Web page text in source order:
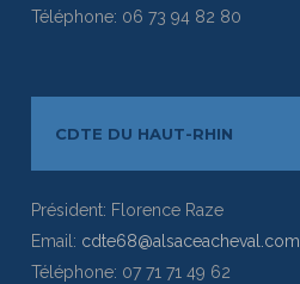
Téléphone: 06 73 94 82 80
CDTE DU HAUT-RHIN
Président: Florence Raze
Email: cdte68@alsaceacheval.com
Téléphone: 07 71 71 49 62